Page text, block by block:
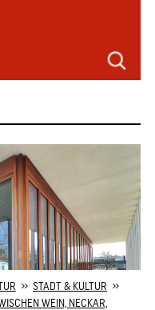
» STADT & KULTUR »
WEIN, NECKAR,